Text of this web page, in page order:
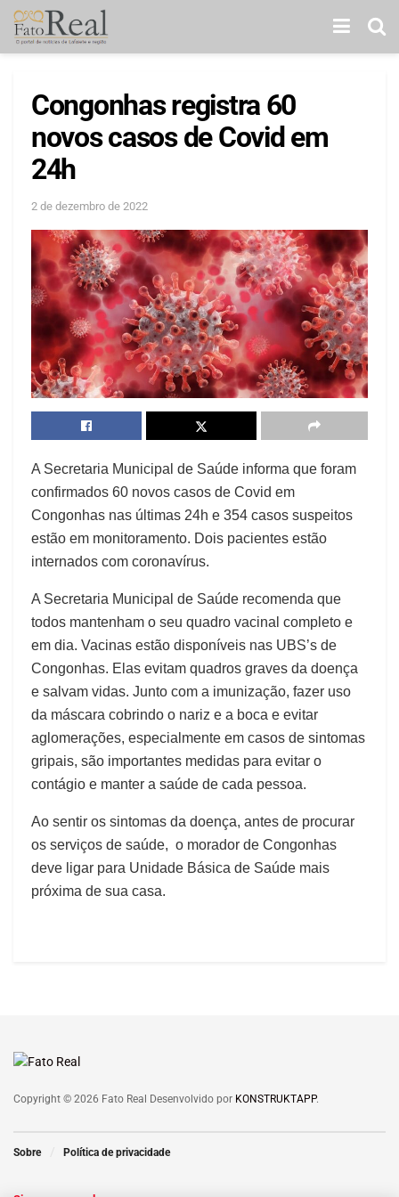
Congonhas registra 60
novos casos de Covid em
24h
2 de dezembro de 2022
A Secretaria Municipal de Saúde informa que foram
confirmados 60 novos casos de Covid em
Congonhas nas últimas 24h e 354 casos suspeitos
estão em monitoramento. Dois pacientes estão
internados com coronavírus.
A Secretaria Municipal de Saúde recomenda que
todos mantenham o seu quadro vacinal completo e
em dia. Vacinas estão disponíveis nas UBS’s de
Congonhas. Elas evitam quadros graves da doença
e salvam vidas. Junto com a imunização, fazer uso
da máscara cobrindo o nariz e a boca e evitar
aglomerações, especialmente em casos de sintomas
gripais, são importantes medidas para evitar o
contágio e manter a saúde de cada pessoa.
Ao sentir os sintomas da doença, antes de procurar
os serviços de saúde, o morador de Congonhas
deve ligar para Unidade Básica de Saúde mais
próxima de sua casa.
Copyright © 2026 Fato Real Desenvolvido por KONSTRUKTAPP.
Sobre Política de privacidade